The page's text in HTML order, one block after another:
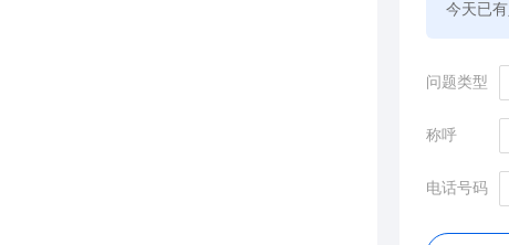
今天已有
问题类型
称呼
电话号码